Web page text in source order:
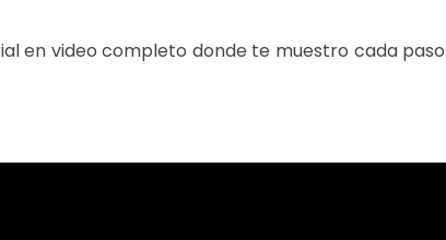
en video completo donde te muestro cada